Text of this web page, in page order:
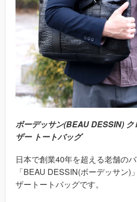
ボーデッサン(BEAU DESSIN)
ザー トートバッグ
日本で創業40年を超える老舗の
「BEAU DESSIN(ボーデッサン)
ザートートバッグです。